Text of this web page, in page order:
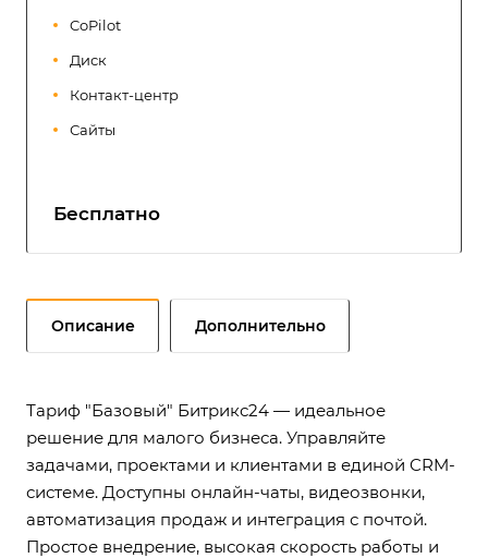
CoPilot
Диск
Контакт-центр
Сайты
Бесплатно
Описание Дополнительно
Тариф "Базовый" Битрикс24 — идеальное
решение для малого бизнеса. Управляйте
задачами, проектами и клиентами в единой CRM-
системе. Доступны онлайн-чаты, видеозвонки,
автоматизация продаж и интеграция с почтой.
Простое внедрение, высокая скорость работы и